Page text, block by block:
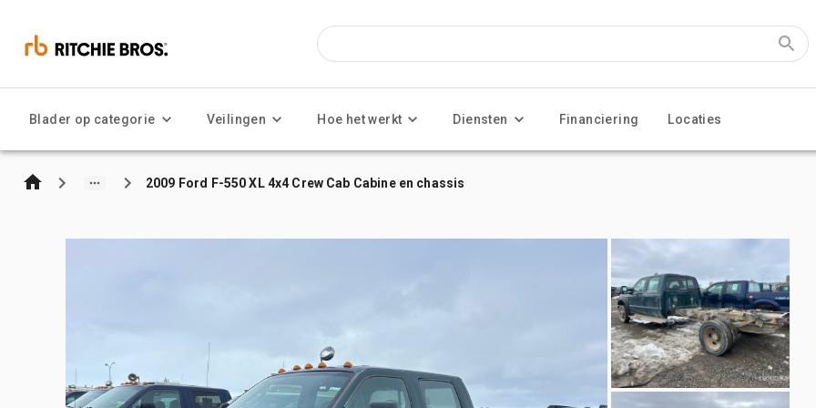
Blader op categorie Veilingen Hoe het werkt Diensten Financiering Locaties
2009 Ford F-550 XL 4x4 Crew Cab Cabine en chassis